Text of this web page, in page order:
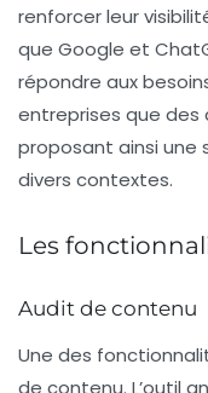
renforcer leur
que Google et
répondre aux
entreprises que des
proposant ainsi une
divers contextes.
Les
Audit de contenu
Une des
de contenu. L’outil